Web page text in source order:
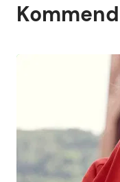
Kommende